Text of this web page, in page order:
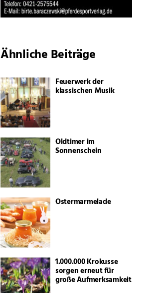
Ähnliche Beiträge
Feuerwerk der
klassischen Musik
Oldtimer im
Sonnenschein
Ostermarmelade
1.000.000 Krokusse
sorgen erneut für
große Aufmerksamkeit